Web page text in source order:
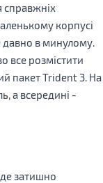
корпусі
давно в минулому.
все розмістити
пакет Trident 3. На
а всередині -
затишно